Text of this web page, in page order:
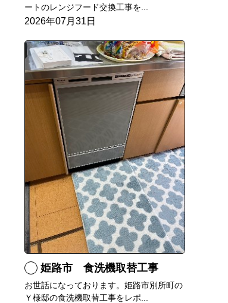
ートのレンジフード交換工事を...
2026年07月31日
姫路市 食洗機取替工事
お世話になっております。姫路市別所町の
Ｙ様邸の食洗機取替工事をレポ...